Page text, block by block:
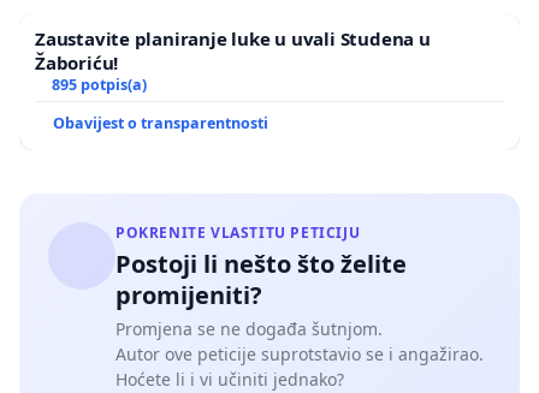
Zaustavite planiranje luke u uvali Studena u
Žaboriću!
895 potpis(a)
Obavijest o transparentnosti
POKRENITE VLASTITU PETICIJU
Postoji li nešto što želite
promijeniti?
Promjena se ne događa šutnjom.
Autor ove peticije suprotstavio se i angažirao.
Hoćete li i vi učiniti jednako?